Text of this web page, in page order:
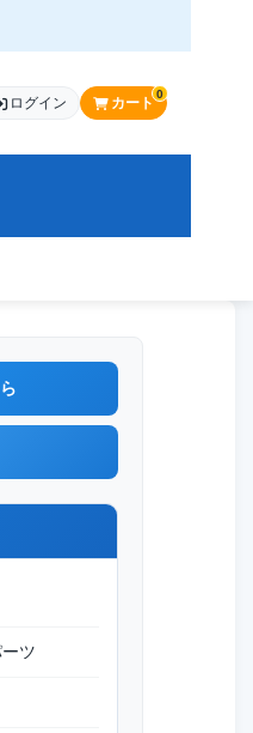
ログイン カート
0
ツ